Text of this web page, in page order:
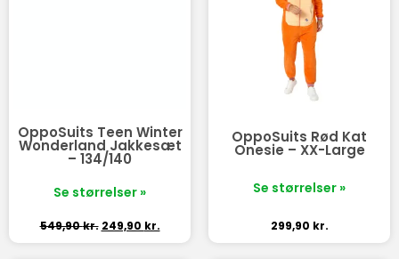
OppoSuits Teen Winter
Wonderland Jakkesæt
– 134/140
Se størrelser »
549,90kr. 249,90 kr.
OppoSuits Rød Kat
Onesie – XX-Large
Se størrelser »
299,90 kr.